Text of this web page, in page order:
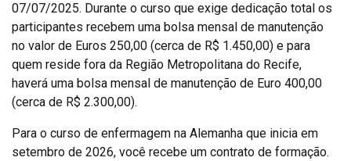
07/07/2025. Durante o curso que exige dedicação total os
participantes recebem uma bolsa mensal de manutenção
no valor de Euros 250,00 (cerca de R$ 1.450,00) e para
quem reside fora da Região Metropolitana do Recife,
haverá uma bolsa mensal de manutenção de Euro 400,00
(cerca de R$ 2.300,00).
Para o curso de enfermagem na Alemanha que inicia em
setembro de 2026, você recebe um contrato de formação.